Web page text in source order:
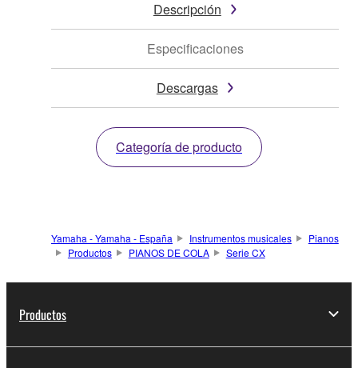
Descripción
Especificaciones
Descargas
Categoría de producto
Yamaha - Yamaha - España Instrumentos musicales
Pianos
Productos
PIANOS DE COLA Serie CX
Productos